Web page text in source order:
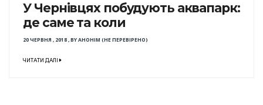
У Чернівцях побудують аквапарк:
де саме та коли
20 ЧЕРВНЯ , 2018,BYАНОНІМ (НЕ ПЕРЕВІРЕНО)
ЧИТАТИ ДАЛІ